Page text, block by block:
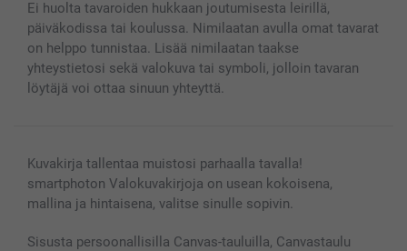
MyNameBook
Kuvakalenterit & Päivyrit
Valokuvakehykset & Lisätarvikkeet
Lahjakortti
Ehdot/takuut
Investor Relations
Hinnat & maksutavat
Tilausten tila
Ei huolta tavaroiden hukkaan joutumisesta leirillä,
päiväkodissa tai koulussa. Nimilaatan avulla omat tavarat
on helppo tunnistaa. Lisää nimilaatan taakse
yhteystietosi sekä valokuva tai symboli, jolloin tavaran
löytäjä voi ottaa sinuun yhteyttä.
Kuvakirja tallentaa muistosi parhaalla tavalla!
smartphoton Valokuvakirjoja on usean kokoisena,
mallina ja hintaisena, valitse sinulle sopivin.
Sisusta persoonallisilla Canvas-tauluilla, Canvastaulu